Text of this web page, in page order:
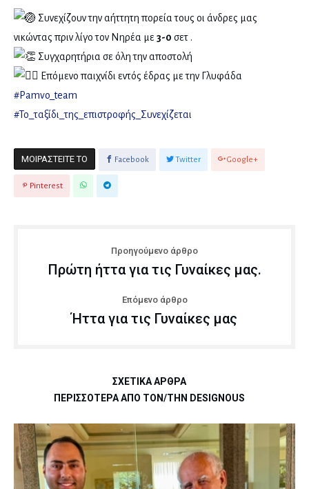
Συνεχίζουν την αήττητη πορεία τους οι άνδρες μας
νικώντας πριν λίγο τον Νηρέα με 3-0 σετ .
Συγχαρητήρια σε όλη την αποστολή
Επόμενο παιχνίδι εντός έδρας με την Γλυφάδα
#Pamvo_team
#Το_ταξίδι_της_επιστροφής_Συνεχίζεται
ΜΟΙΡΑΣΤΕΊΤΕ ΤΟ Facebook Twitter Google+
Pinterest
Προηγούμενο άρθρο
Πρώτη ήττα για τις Γυναίκες μας.
Επόμενο άρθρο
Ήττα για τις Γυναίκες μας
ΣΧΕΤΙΚΆ ΆΡΘΡΑ
ΠΕΡΙΣΣΌΤΕΡΑ ΑΠΌ ΤΟΝ/ΤΗΝ DESIGNOUS